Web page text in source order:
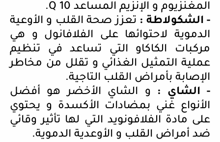
المغنزيوم و الإنزيم المساعد Q 10
.
- الشكولاطة : تعزز صحة القلب و الأوعية
الدموية لاحتوائها على الفلافانول و هي
مركبات الكاكاو التي تساعد في تنظيم
عملية التمثيل الغذائي و تقلل من مخاطر
الإصابة بأمراض القلب التاجية.
- الشاي : و الشاي الأخضر هو أفضل
الأنواع غني بمضادات الأكسدة و يحتوي
على مادة الفلافونويد التي لها تأثير وقائي
ضد أمراض القلب و الأوعدية الدموية.